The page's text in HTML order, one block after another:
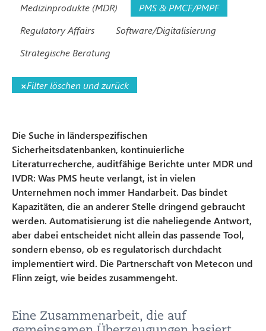
Medizinprodukte (MDR)
PMS & PMCF/PMPF
Regulatory Affairs
Software/Digitalisierung
Strategische Beratung
×Filter löschen und zurück
Die Suche in länderspezifischen
Sicherheitsdatenbanken, kontinuierliche
Literaturrecherche, auditfähige Berichte unter MDR und
IVDR: Was PMS heute verlangt, ist in vielen
Unternehmen noch immer Handarbeit. Das bindet
Kapazitäten, die an anderer Stelle dringend gebraucht
werden. Automatisierung ist die naheliegende Antwort,
aber dabei entscheidet nicht allein das passende Tool,
sondern ebenso, ob es regulatorisch durchdacht
implementiert wird. Die Partnerschaft von Metecon und
Flinn zeigt, wie beides zusammengeht.
Eine Zusammenarbeit, die auf